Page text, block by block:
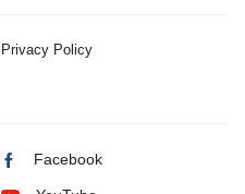
Privacy Policy
Facebook